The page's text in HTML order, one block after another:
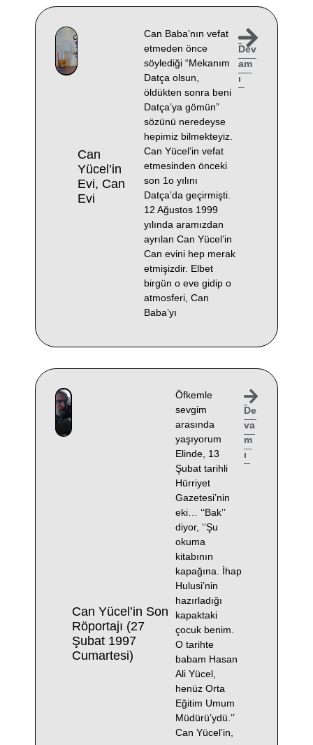
Can
Yücel’in
Evi, Can
Evi
Can Baba’nın vefat
etmeden önce
söylediği “Mekanım
Datça olsun,
öldükten sonra beni
Datça’ya gömün”
sözünü neredeyse
hepimiz bilmekteyiz.
Can Yücel’in vefat
etmesinden önceki
son 1o yılını
Datça’da geçirmişti.
12 Ağustos 1999
yılında aramızdan
ayrılan Can Yücel’in
Can evini hep merak
etmişizdir. Elbet
birgün o eve gidip o
atmosferi, Can
Baba’yı
Dev
am
ı
Can Yücel’in Son
Röportajı (27
Şubat 1997
Cumartesi)
Öfkemle
sevgim
arasında
yaşıyorum
Elinde, 13
Şubat tarihli
Hürriyet
Gazetesi’nin
eki… ‘‘Bak’’
diyor, ‘‘Şu
okuma
kitabının
kapağına. İhap
Hulusi’nin
hazırladığı
kapaktaki
çocuk benim.
O tarihte
babam Hasan
Ali Yücel,
henüz Orta
Eğitim Umum
Müdürü’ydü.’’
Can Yücel’in,
De
va
m
ı